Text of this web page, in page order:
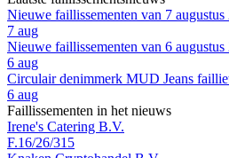
Nieuwe faillissementen van 7 augustus
7 aug
Nieuwe faillissementen van 6 augustus
6 aug
Circulair denimmerk MUD Jeans
6 aug
Faillissementen in het nieuws
Irene's Catering B.V.
F.16/26/315